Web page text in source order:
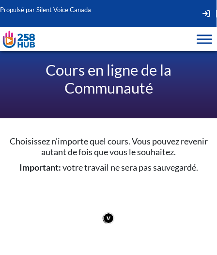
Propulsé par Silent Voice Canada
Cours en ligne de la
Communauté
Choisissez n’importe quel cours. Vous pouvez revenir
autant de fois que vous le souhaitez.
Important:votre travail ne sera pas sauvegardé.